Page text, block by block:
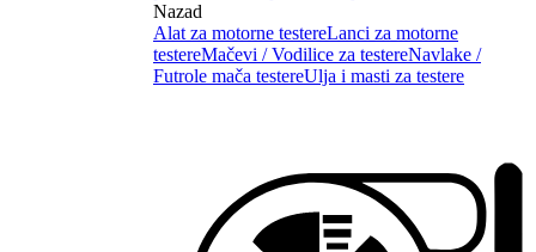
Nazad
Alat za motorne testereLanci za motorne
testereMačevi / Vodilice za testereNavlake /
Futrole mača testereUlja i masti za testere